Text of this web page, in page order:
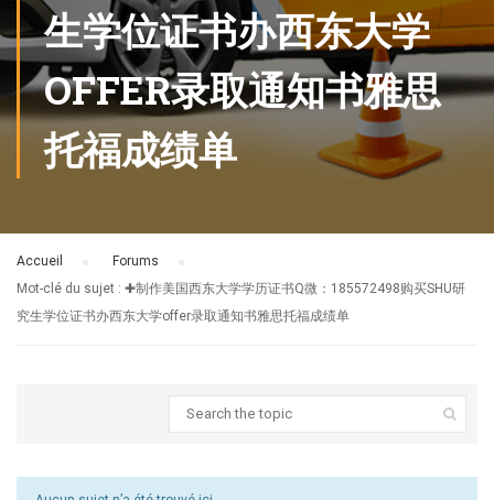
生学位证书办西东大学
OFFER录取通知书雅思
托福成绩单
Accueil Forums
Mot-clé du sujet : ✚制作美国西东大学学历证书Q微：185572498购买SHU研
究生学位证书办西东大学offer录取通知书雅思托福成绩单